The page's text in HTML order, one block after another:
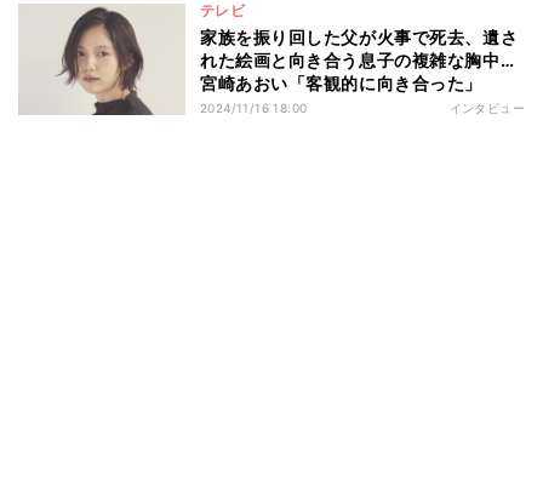
テレビ
家族を振り回した父が火事で死去、遺さ
れた絵画と向き合う息子の複雑な胸中…
宮崎あおい「客観的に向き合った」
2024/11/16 18:00 インタビュー